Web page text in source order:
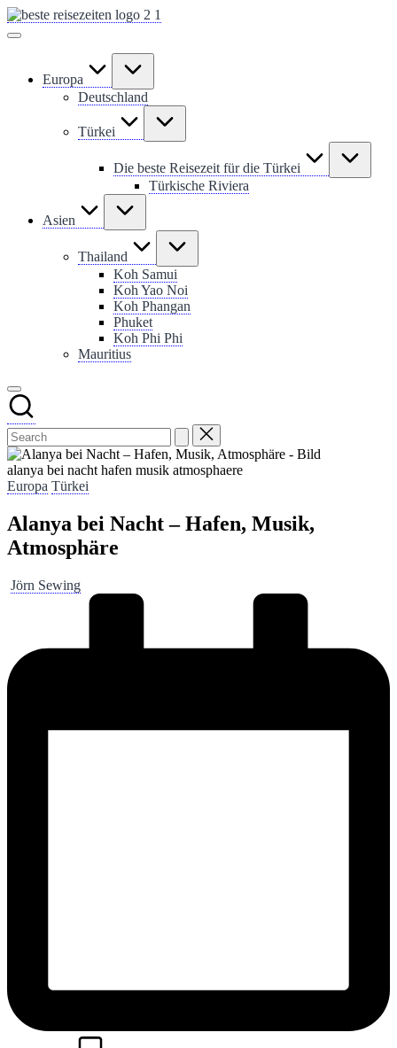
Skip
to
Europa
Deutschland
Türkei
Die beste Reisezeit für die Türkei
Türkische Riviera
Asien
Thailand
Koh Samui
Koh Yao Noi
Koh Phangan
Phuket
Koh Phi Phi
Mauritius
alanya bei nacht hafen musik atmosphaere
Posted
Europa Türkei
Alanya bei Nacht – Hafen, Musik,
Atmosphäre
Posted
Jörn Sewing